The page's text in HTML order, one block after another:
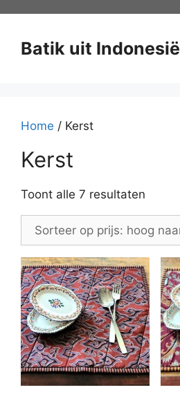
inhoud
Batik uit Indonesië
Home / Kerst
Kerst
Toont alle 7 resultaten
prijs:
hoog
naar
laag